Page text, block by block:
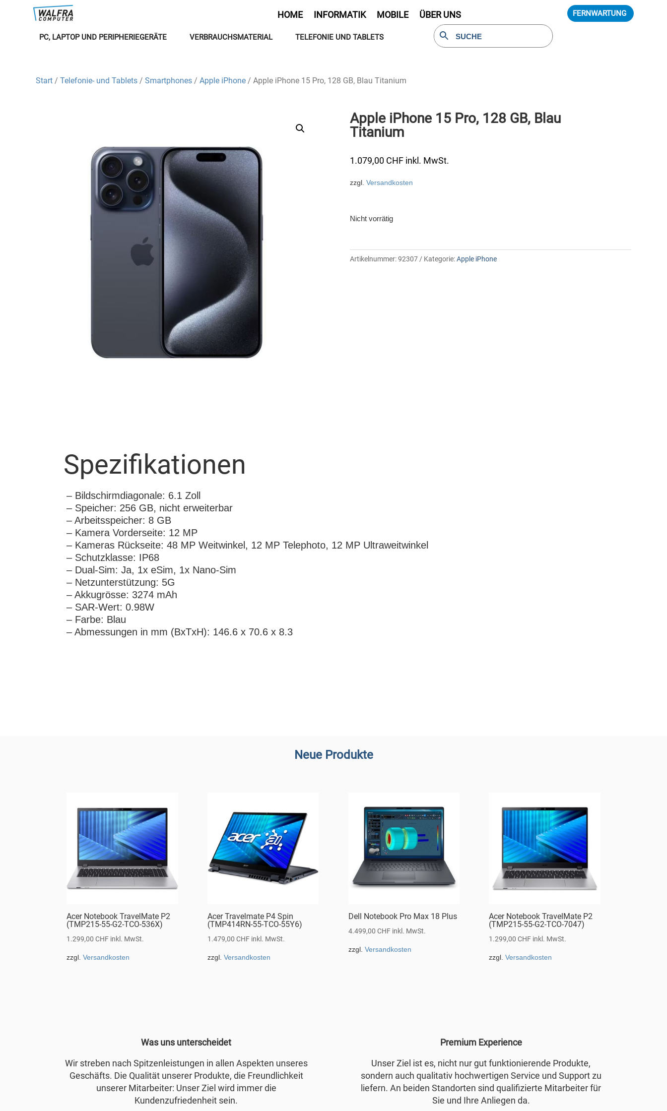
HOME INFORMATIK MOBILE ÜBER UNS FERNWARTUNG
PC, LAPTOP UND PERIPHERIEGERÄTE VERBRAUCHSMATERIAL TELEFONIE UND TABLETS
Start / Telefonie- und Tablets / Smartphones / Apple iPhone / Apple iPhone 15 Pro, 128 GB, Blau Titanium
Apple iPhone 15 Pro, 128 GB, Blau
Titanium
1.079,00 CHF inkl. MwSt.
zzgl. Versandkosten
Nicht vorrätig
Artikelnummer:92307 Kategorie:Apple iPhone
Spezifikationen
– Bildschirmdiagonale: 6.1 Zoll
– Speicher: 256 GB, nicht erweiterbar
– Arbeitsspeicher: 8 GB
– Kamera Vorderseite: 12 MP
– Kameras Rückseite: 48 MP Weitwinkel, 12 MP Telephoto, 12 MP Ultraweitwinkel
– Schutzklasse: IP68
– Dual-Sim: Ja, 1x eSim, 1x Nano-Sim
– Netzunterstützung: 5G
– Akkugrösse: 3274 mAh
– SAR-Wert: 0.98W
– Farbe: Blau
– Abmessungen in mm (BxTxH): 146.6 x 70.6 x 8.3
Neue Produkte
Acer Notebook TravelMate P2
(TMP215-55-G2-TCO-536X)
1.299,00CHF inkl. MwSt.
zzgl.Versandkosten
Acer Travelmate P4 Spin
(TMP414RN-55-TCO-55Y6)
1.479,00 CHF inkl. MwSt.
zzgl. Versandkosten
Dell Notebook Pro Max 18 Plus
4.499,00 CHF inkl. MwSt.
zzgl. Versandkosten
Acer Notebook TravelMate P2
(TMP215-55-G2-TCO-7047)
1.299,00CHF inkl. MwSt.
zzgl.Versandkosten
Was uns unterscheidet
Wir streben nach Spitzenleistungen in allen Aspekten unseres
Geschäfts. Die Qualität unserer Produkte, die Freundlichkeit
unserer Mitarbeiter: Unser Ziel wird immer die
Kundenzufriedenheit sein.
Premium Experience
Unser Ziel ist es, nicht nur gut funktionierende Produkte,
sondern auch qualitativ hochwertigen Service und Support zu
liefern. An beiden Standorten sind qualifizierte Mitarbeiter für
Sie und Ihre Anliegen da.